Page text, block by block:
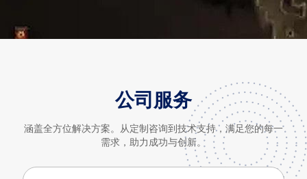
公司服务
涵盖全方位解决方案。从定制咨询到技术支持，满足您的每一
需求，助力成功与创新。